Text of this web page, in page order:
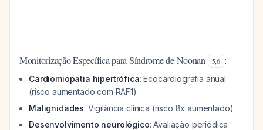
Monitorização Específica para Síndrome de Noonan 5,6 :
Cardiomiopatia hipertrófica: Ecocardiografia anual
(risco aumentado com RAF1)
Malignidades: Vigilância clínica (risco 8x aumentado)
Desenvolvimento neurológico: Avaliação periódica